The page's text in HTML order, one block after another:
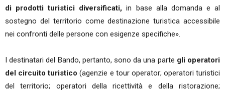
di prodotti turistici diversificati, in base alla domanda e al
sostegno del territorio come destinazione turistica accessibile
nei confronti delle persone con esigenze specifiche».
I destinatari del Bando, pertanto, sono da una parte gli operatori
del circuito turistico (agenzie e tour operator; operatori turistici
del territorio; operatori della ricettività e della ristorazione;